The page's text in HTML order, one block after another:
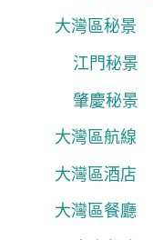
大灣區秘景
江門秘景
肇慶秘景
大灣區航線
大灣區酒店
大灣區餐廳